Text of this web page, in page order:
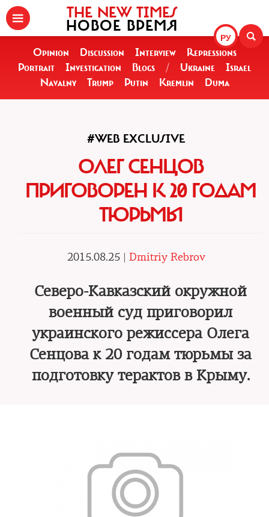
РУ
THE NEW TIMES
НОВОЕ ВРЕМЯ
Opinion Discussion Interview
Repressions
Portrait
Investigation Blogs / Ukraine
Israel
Navalny
Trump Putin Kremlin Duma
#WEB EXCLUSIVE
ОЛЕГ СЕНЦОВ
ПРИГОВОРЕН К 20 ГОДАМ
ТЮРЬМЫ
2015.08.25 | Dmitriy Rebrov
Северо-Кавказский окружной
военный суд приговорил
украинского режиссера Олега
Сенцова к 20 годам тюрьмы за
подготовку терактов в Крыму.